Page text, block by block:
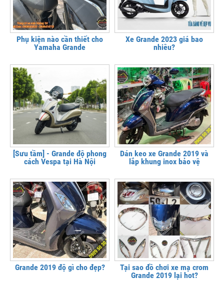
Phụ kiện nào cần thiết cho
Yamaha Grande
Xe Grande 2023 giá bao
nhiêu?
[Sưu tầm] - Grande độ phong
cách Vespa tại Hà Nội
Dán keo xe Grande 2019 và
lắp khung inox bảo vệ
Grande 2019 độ gì cho đẹp?
Tại sao đồ chơi xe mạ crom
Grande 2019 lại hot?